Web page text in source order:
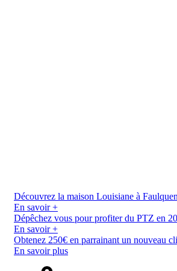
Découvrez la maison Louisiane à
En savoir +
Dépêchez vous pour profiter du PTZ en
En savoir +
Obtenez 250€ en parrainant un nouveau
En savoir plus